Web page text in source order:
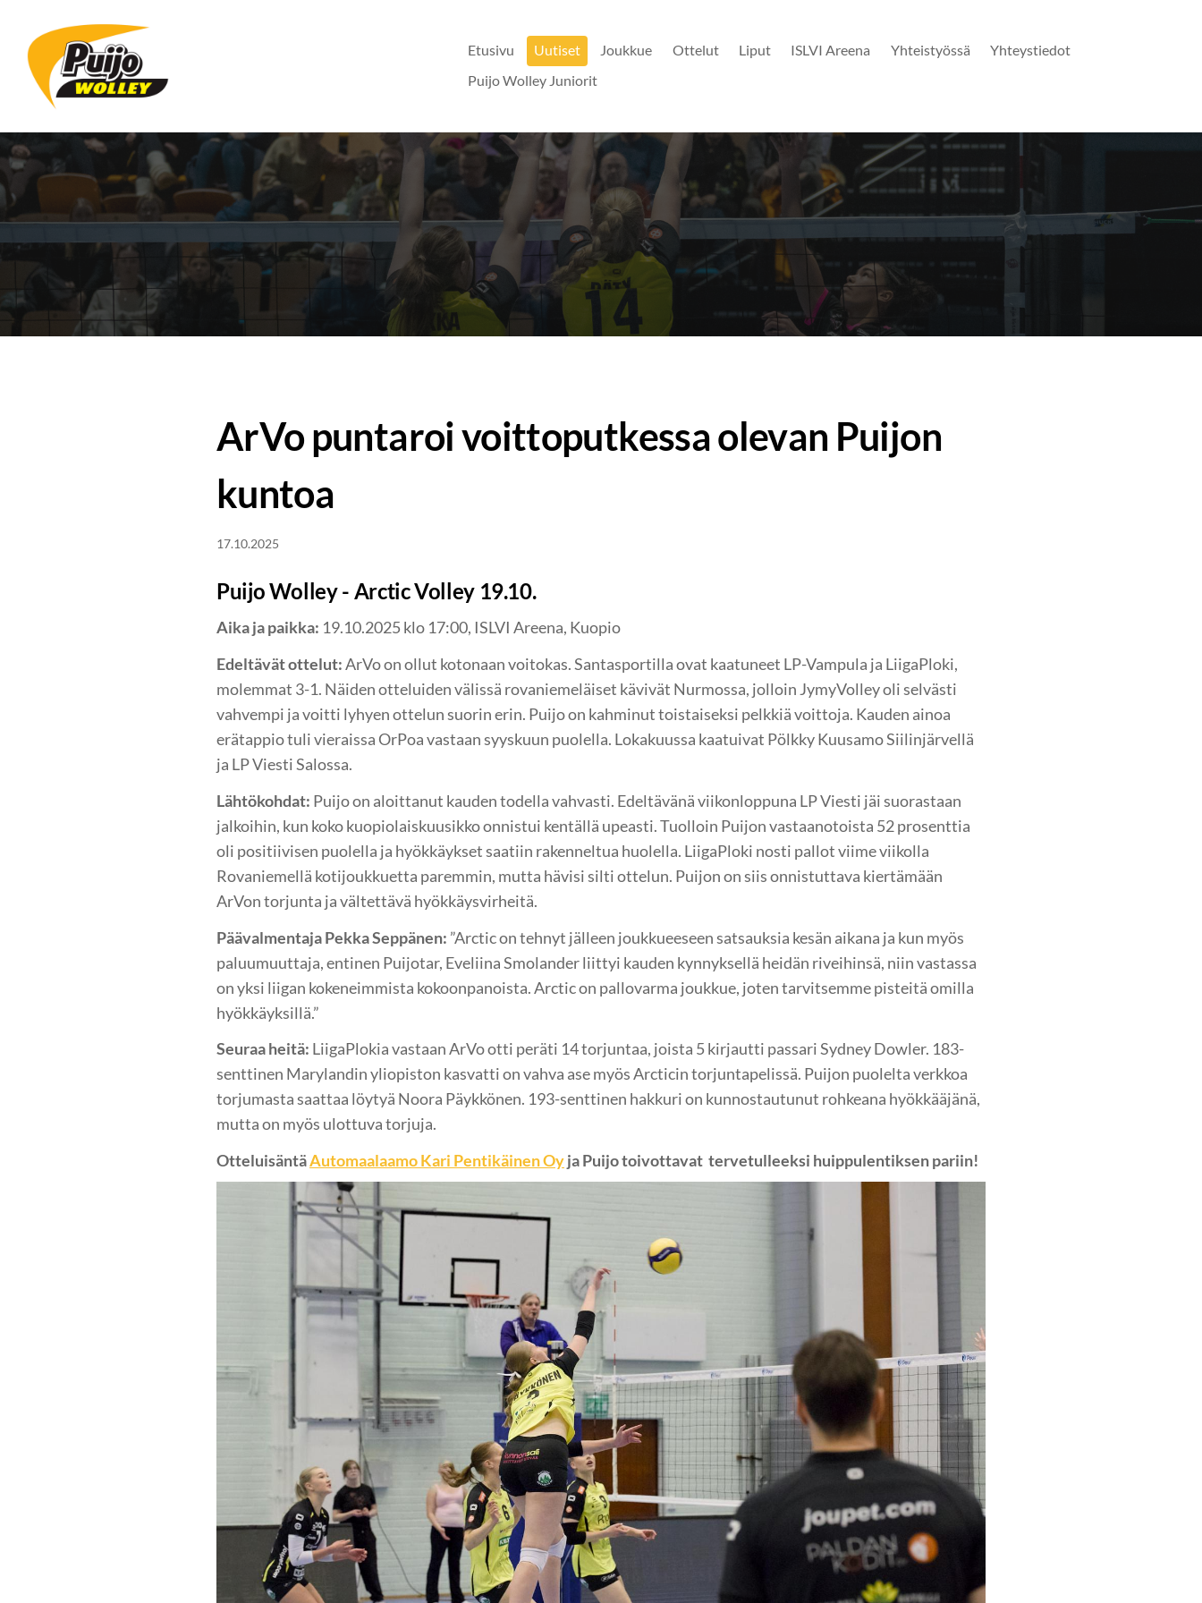
sivun
sisältöön
Sivuston etusivulle
Etusivu Uutiset Joukkue Ottelut Liput ISLVI Areena Yhteistyössä
Yhteystiedot
Puijo Wolley Juniorit
ArVo puntaroi voittoputkessa olevan Puijon
kuntoa
17.10.2025
Puijo Wolley - Arctic Volley 19.10.
Aika ja paikka: 19.10.2025 klo 17:00, ISLVI Areena, Kuopio
Edeltävät ottelut:ArVo on ollut kotonaan voitokas. Santasportilla ovat kaatuneet LP-Vampula ja LiigaPloki,
molemmat 3-1. Näiden otteluiden välissä rovaniemeläiset kävivät Nurmossa, jolloin JymyVolley oli selvästi
vahvempi ja voitti lyhyen ottelun suorin erin. Puijo on kahminut toistaiseksi pelkkiä voittoja. Kauden ainoa
erätappio tuli vieraissa OrPoa vastaan syyskuun puolella. Lokakuussa kaatuivat Pölkky Kuusamo Siilinjärvellä
ja LP Viesti Salossa.
Lähtökohdat: Puijo on aloittanut kauden todella vahvasti. Edeltävänä viikonloppuna LP Viesti jäi suorastaan
jalkoihin, kun koko kuopiolaiskuusikko onnistui kentällä upeasti. Tuolloin Puijon vastaanotoista 52 prosenttia
oli positiivisen puolella ja hyökkäykset saatiin rakenneltua huolella. LiigaPloki nosti pallot viime viikolla
Rovaniemellä kotijoukkuetta paremmin, mutta hävisi silti ottelun. Puijon on siis onnistuttava kiertämään
ArVon torjunta ja vältettävä hyökkäysvirheitä.
Päävalmentaja Pekka Seppänen: ”Arctic on tehnyt jälleen joukkueeseen satsauksia kesän aikana ja kun myös
paluumuuttaja, entinen Puijotar, Eveliina Smolander liittyi kauden kynnyksellä heidän riveihinsä, niin vastassa
on yksi liigan kokeneimmista kokoonpanoista. Arctic on pallovarma joukkue, joten tarvitsemme pisteitä omilla
hyökkäyksillä.”
Seuraa heitä: LiigaPlokia vastaan ArVo otti peräti 14 torjuntaa, joista 5 kirjautti passari Sydney Dowler. 183-
senttinen Marylandin yliopiston kasvatti on vahva ase myös Arcticin torjuntapelissä. Puijon puolelta verkkoa
torjumasta saattaa löytyä Noora Päykkönen. 193-senttinen hakkuri on kunnostautunut rohkeana hyökkääjänä,
mutta on myös ulottuva torjuja.
OtteluisäntäAutomaalaamo Kari Pentikäinen Oyja Puijo toivottavat tervetulleeksi huippulentiksen pariin!